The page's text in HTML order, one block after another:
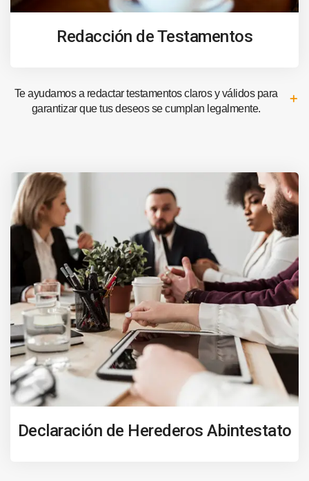
Redacción de Testamentos
Te ayudamos a redactar testamentos claros y válidos para
garantizar que tus deseos se cumplan legalmente.
Declaración de Herederos Abintestato